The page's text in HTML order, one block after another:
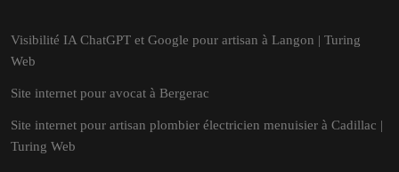
Visibilité IA ChatGPT et Google pour artisan à Langon | Turing
Web
Site internet pour avocat à Bergerac
Site internet pour artisan plombier électricien menuisier à Cadillac |
Turing Web